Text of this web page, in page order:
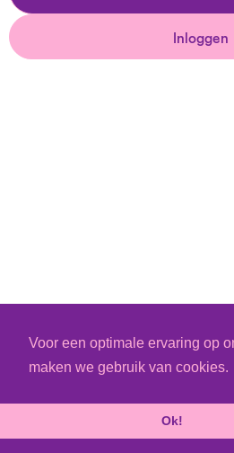
Voor een optimale ervaring op
maken we gebruik van cookies.
Ok!
Inloggen
Tixly